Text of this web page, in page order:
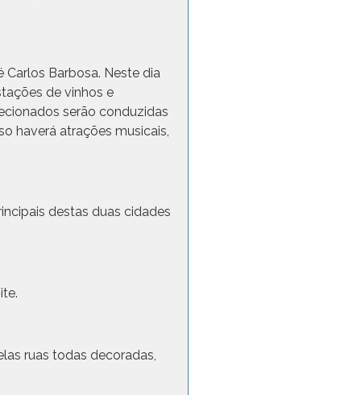
Barbosa. Neste dia
de vinhos e
serão conduzidas
haverá atrações musicais,
destas duas cidades
ruas todas decoradas,